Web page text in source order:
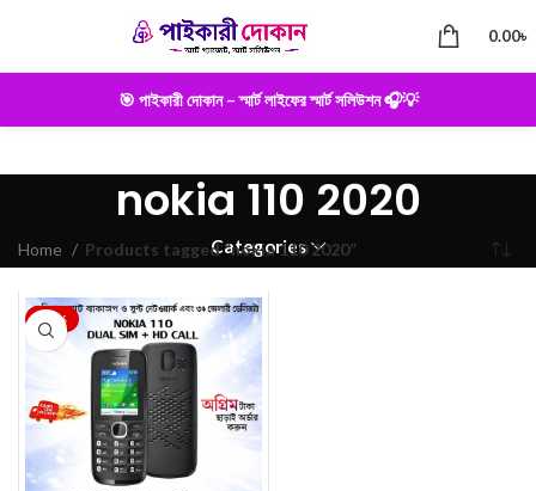
0.00৳
🎯 পাইকারী দোকান – স্মার্ট লাইফের স্মার্ট সলিউশন 🎧💡
nokia 110 2020
Categories
Home Products tagged “nokia 110 2020”
-28%